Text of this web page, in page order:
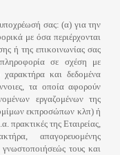
σας: (α) για την
με όσα περιέρχονται
ή της επικοινωνίας σας
σε σχέση με
και δεδομένα
τα οποία αφορούν
εργαζομένων της
εκπροσώπων κλπ) ή
πρακτικές της Εταιρείας,
απαγορευομένης
τους και